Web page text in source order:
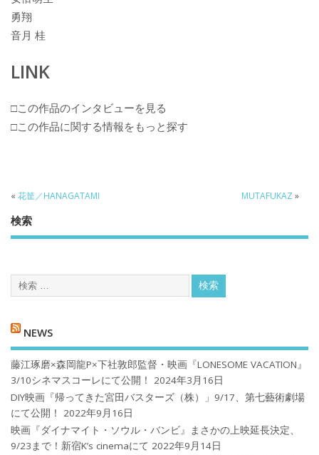
勇翔
音月 桂
LINK
□この作品のインタビューを見る
□この作品に関する情報をもっと探す
« 花筐／HANAGATAMI MUTAFUKAZ »
検索
NEWS
藤江琢磨×森岡龍P×下社敦郎監督・映画『LONESOME VACATION』
3/10シネマスコーレにて公開！
2024年3月16日
DIY映画『帰ってきた宮田バスターズ（株）」9/17、第七藝術劇場
にて公開！
2022年9月16日
映画『ダイナマイト・ソウル・バンビ』まさかの上映延長決定、
9/23まで！新宿K’s cinemaにて 2022年9月14日